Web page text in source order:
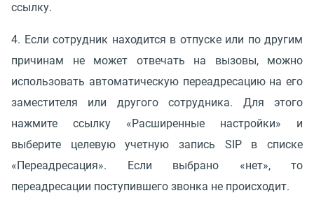
ссылку.
4. Если сотрудник находится в отпуске или по другим
причинам не может отвечать на вызовы, можно
использовать автоматическую переадресацию на его
заместителя или другого сотрудника. Для этого
нажмите ссылку «Расширенные настройки» и
выберите целевую учетную запись SIP в списке
«Переадресация». Если выбрано «нет», то
переадресации поступившего звонка не происходит.